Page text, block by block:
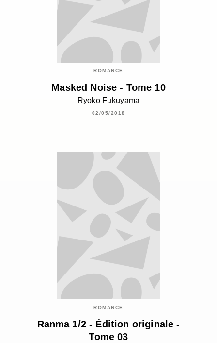
ROMANCE
Masked Noise - Tome 10
Ryoko Fukuyama
02/05/2018
ROMANCE
Ranma 1/2 - Édition originale -
Tome 03